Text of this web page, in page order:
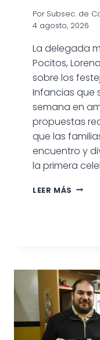
Por Subsec. de
4 agosto, 2026
La delegada
Pocitos,
sobre los
Infancias que
semana en
propuestas
que las
encuentro y
la primera
LEER MÁS
EN
Y
LOS